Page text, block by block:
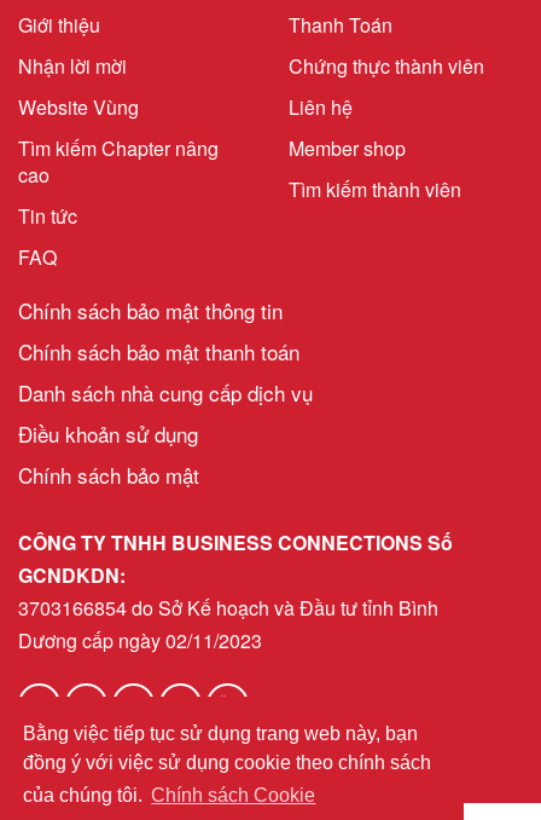
Bằng việc tiếp tục sử dụng trang web này, bạn
đồng ý với việc sử dụng cookie theo chính sách
của chúng tôi. Chính sách Cookie
Giới thiệu
Nhận lời mời
Website Vùng
Tìm kiếm Chapter nâng
cao
Tin tức
FAQ
Thanh Toán
Chứng thực thành viên
Liên hệ
Member shop
Tìm kiếm thành viên
Chính sách bảo mật thông tin
Chính sách bảo mật thanh toán
Danh sách nhà cung cấp dịch vụ
Điều khoản sử dụng
Chính sách bảo mật
CÔNG TY TNHH BUSINESS CONNECTIONS Số
GCNDKDN:
3703166854 do Sở Kế hoạch và Đầu tư tỉnh Bình
Dương cấp ngày 02/11/2023
Email: helpdeskvn@bni.com